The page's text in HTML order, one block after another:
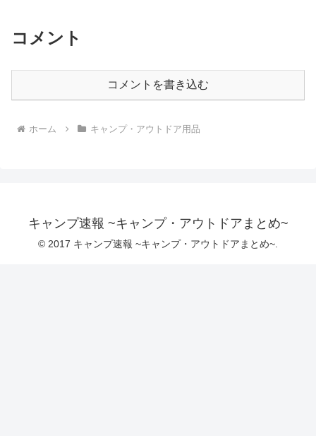
コメント
コメントを書き込む
ホーム キャンプ・アウトドア用品
キャンプ速報 ~キャンプ・アウトドアまとめ~
© 2017 キャンプ速報 ~キャンプ・アウトドアまとめ~.